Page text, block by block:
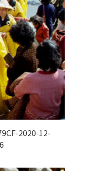
2020-12-